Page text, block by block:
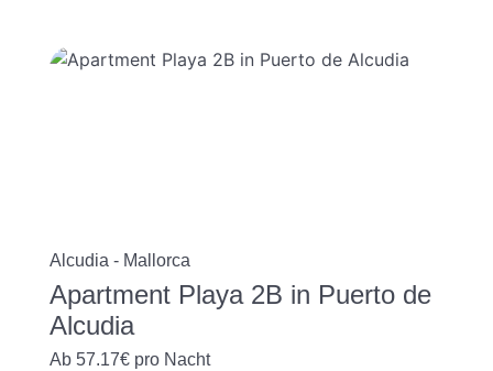
Alcudia - Mallorca
Apartment Playa 2B in Puerto de
Alcudia
Ab 57.17€ pro Nacht